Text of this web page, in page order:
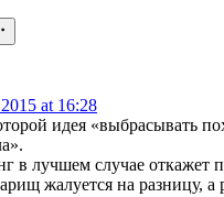
at 16:28
идея «выбрасывать
в лучшем случае откажет
жалуется на разницу, а